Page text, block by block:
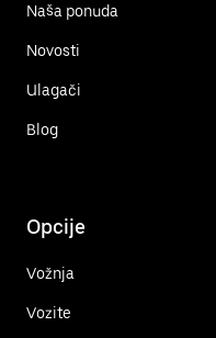
Naša ponuda
Novosti
Ulagači
Blog
Opcije
Vožnja
Vozite